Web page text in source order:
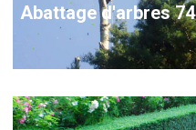
Abattage d'arbres 74